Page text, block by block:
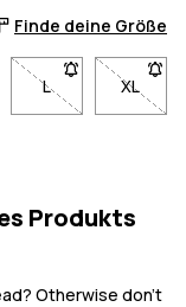
Finde deine Größe
benachrichtigt zu
Klicke, umKlicke, um
M nicht verfügbar.
L- Größe L nicht
XL
-
Produkts
Otherwise don't